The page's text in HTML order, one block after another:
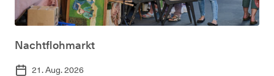
Nachtflohmarkt
21. Aug. 2026